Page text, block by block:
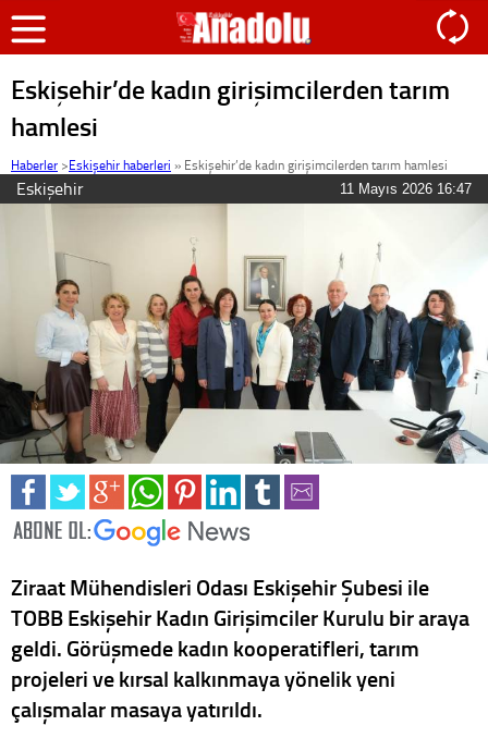
Eskişehir’de kadın girişimcilerden tarım
hamlesi
Haberler >Eskişehir haberleri » Eskişehir’de kadın girişimcilerden tarım hamlesi
Eskişehir 11 Mayıs 2026 16:47
Ziraat Mühendisleri Odası Eskişehir Şubesi ile
TOBB Eskişehir Kadın Girişimciler Kurulu bir araya
geldi. Görüşmede kadın kooperatifleri, tarım
projeleri ve kırsal kalkınmaya yönelik yeni
çalışmalar masaya yatırıldı.